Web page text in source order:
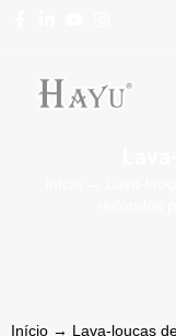
Início → Lava-louças